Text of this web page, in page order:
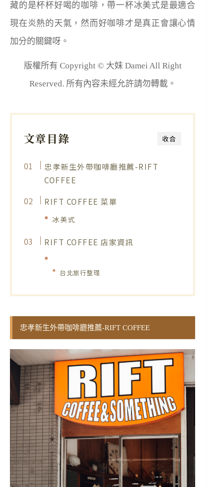
藏的是杯杯好喝的咖啡，帶一杯冰美式是最適合
現在炎熱的天氣，然而好咖啡才是真正會讓心情
加分的關鍵呀。
版權所有 Copyright © 大妹 Damei All Right
Reserved. 所有內容未經允許請勿轉載。
收合
文章目錄
忠孝新生外帶咖啡廳推薦-RIFT
COFFEE
RIFT COFFEE 菜單
冰美式
RIFT COFFEE 店家資訊
台北旅行整理
忠孝新生外帶咖啡廳推薦-RIFT COFFEE